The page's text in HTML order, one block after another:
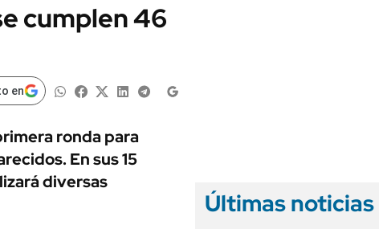
MUNDO
DEPORTES
cumplen 46
en
ronda para
En sus 15
diversas
Últimas noticias